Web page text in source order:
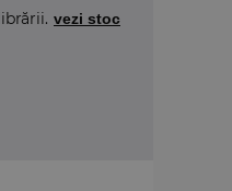
vezi stoc